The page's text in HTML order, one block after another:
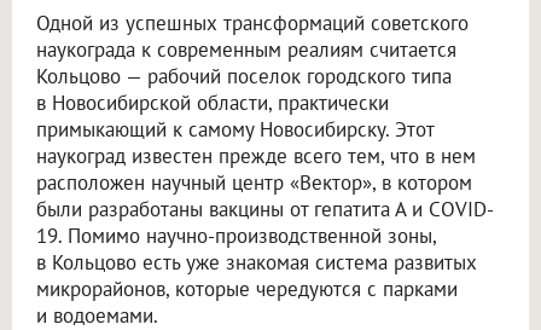
Одной из успешных трансформаций советского
наукограда к современным реалиям считается
Кольцово — рабочий поселок городского типа
в Новосибирской области, практически
примыкающий к самому Новосибирску. Этот
наукоград известен прежде всего тем, что в нем
расположен научный центр «Вектор», в котором
были разработаны вакцины от гепатита А и COVID-
19. Помимо научно-производственной зоны,
в Кольцово есть уже знакомая система развитых
микрорайонов, которые чередуются с парками
и водоемами.